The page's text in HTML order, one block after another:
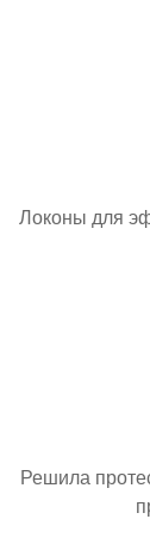
Локоны для
Решила